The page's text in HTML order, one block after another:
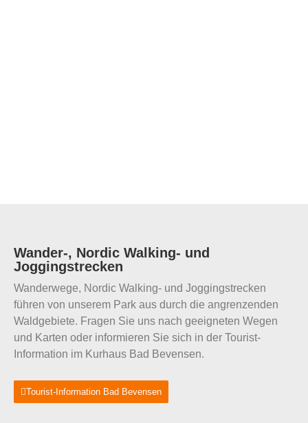
Wander-, Nordic Walking- und
Joggingstrecken
Wanderwege, Nordic Walking- und Joggingstrecken
führen von unserem Park aus durch die angrenzenden
Waldgebiete. Fragen Sie uns nach geeigneten Wegen
und Karten oder informieren Sie sich in der Tourist-
Information im Kurhaus Bad Bevensen.
Tourist-Information Bad Bevensen